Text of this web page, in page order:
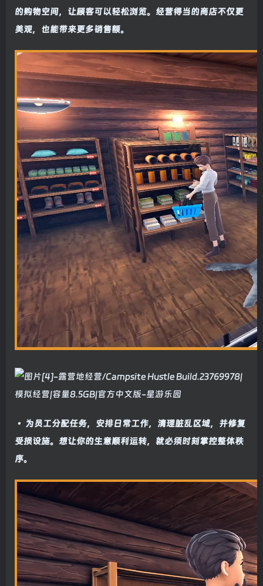
的购物空间，让顾客可以轻松浏览。经营得当的商店不仅更
美观，也能带来更多销售额。
• 为员工分配任务，安排日常工作，清理脏乱区域，并修复
受损设施。想让你的生意顺利运转，就必须时刻掌控整体秩
序。